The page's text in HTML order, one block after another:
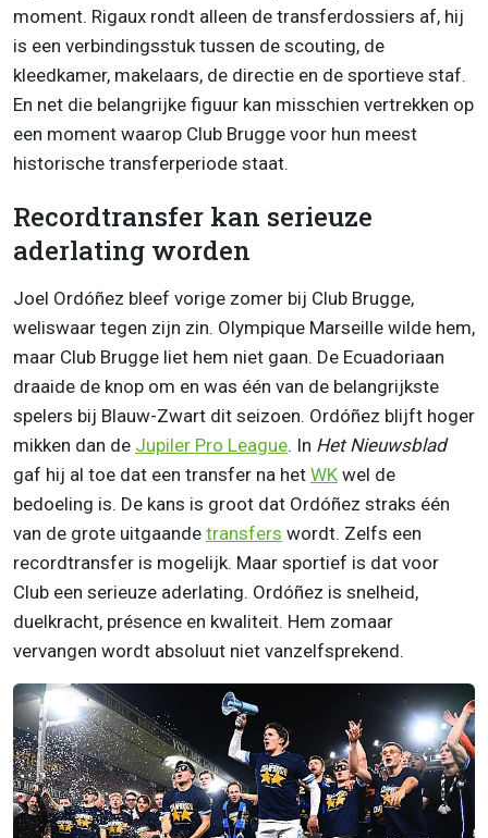
moment. Rigaux rondt alleen de transferdossiers af, hij
is een verbindingsstuk tussen de scouting, de
kleedkamer, makelaars, de directie en de sportieve staf.
En net die belangrijke figuur kan misschien vertrekken op
een moment waarop Club Brugge voor hun meest
historische transferperiode staat.
Recordtransfer kan serieuze
aderlating worden
Joel Ordóñez bleef vorige zomer bij Club Brugge,
weliswaar tegen zijn zin. Olympique Marseille wilde hem,
maar Club Brugge liet hem niet gaan. De Ecuadoriaan
draaide de knop om en was één van de belangrijkste
spelers bij Blauw-Zwart dit seizoen. Ordóñez blijft hoger
mikken dan de Jupiler Pro League. In Het Nieuwsblad
gaf hij al toe dat een transfer na het WK wel de
bedoeling is. De kans is groot dat Ordóñez straks één
van de grote uitgaande transfers wordt. Zelfs een
recordtransfer is mogelijk. Maar sportief is dat voor
Club een serieuze aderlating. Ordóñez is snelheid,
duelkracht, présence en kwaliteit. Hem zomaar
vervangen wordt absoluut niet vanzelfsprekend.